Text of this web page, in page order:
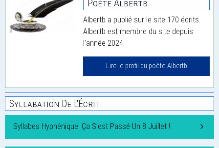
Poète Albertb
Albertb a publié sur le site 170 écrits.
Albertb est membre du site depuis
l'année 2024.
Lire le profil du poète Albertb
Syllabation De L'Écrit
Syllabes Hyphénique: Ça S’est Passé Un 8 Juillet !